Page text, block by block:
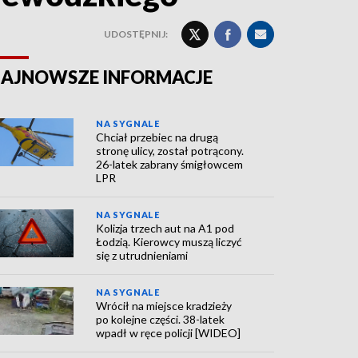
UDOSTĘPNIJ:
INFORMACJE
NA SYGNALE
Chciał przebiec na drugą
stronę ulicy, został potrącony.
26-latek zabrany śmigłowcem
LPR
NA SYGNALE
Kolizja trzech aut na A1 pod
Łodzią. Kierowcy muszą liczyć
się z utrudnieniami
NA SYGNALE
Wrócił na miejsce kradzieży
po kolejne części. 38-latek
wpadł w ręce policji [WIDEO]